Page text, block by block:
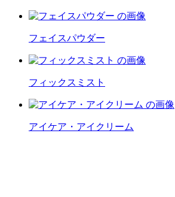
フェイスパウダー
フィックスミスト
アイケア・アイクリーム